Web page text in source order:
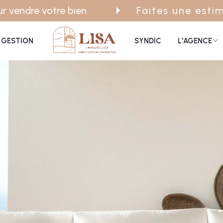
vendre votre bien Faites une
GESTION SYNDIC L'AGENCE
Voir les7annonces